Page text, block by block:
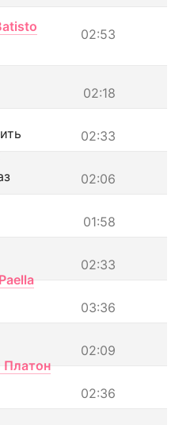
02:53
02:18
02:33
02:06
01:58
02:33
Paella
03:36
02:09
02:36